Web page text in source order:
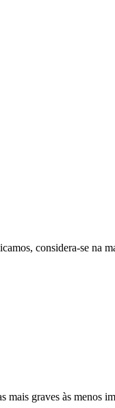
considera-se na
mais graves às menos